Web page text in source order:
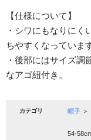
【仕様について】
・シワにもなりにく
ちやすくなっていま
・後部にはサイズ調
なアゴ紐付き。
カテゴリ 帽子 ＞
54-